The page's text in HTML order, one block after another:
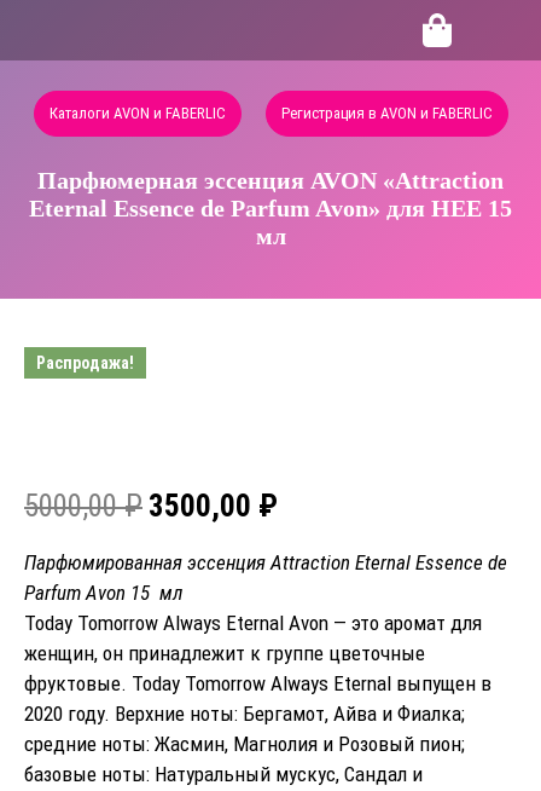
Каталоги AVON и FABERLIC Регистрация в AVON и FABERLIC
Парфюмерная эссенция AVON «Attraction
Eternal Essence de Parfum Avon» для НЕЕ 15
мл
Распродажа!
5000,00₽ 3500,00 ₽
Парфюмированная эссенцияAttraction Eternal Essence de
Parfum Avon 15 мл
Today Tomorrow Always Eternal Avon — это аромат для
женщин, он принадлежит к группе цветочные
фруктовые. Today Tomorrow Always Eternal выпущен в
2020 году. Верхние ноты: Бергамот, Айва и Фиалка;
средние ноты: Жасмин, Магнолия и Розовый пион;
базовые ноты: Натуральный мускус, Сандал и